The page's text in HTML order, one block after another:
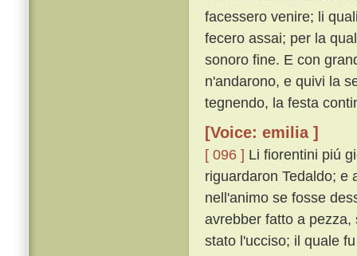
facessero venire; li
fecero assai; per la
sonoro fine. E con
n'andarono, e quivi la
tegnendo, la festa
[Voice: emilia ]
[ 096 ] Li fiorentini piú
riguardaron Tedaldo; e
nell'animo se fosse
avrebber fatto a
stato l'ucciso; il quale